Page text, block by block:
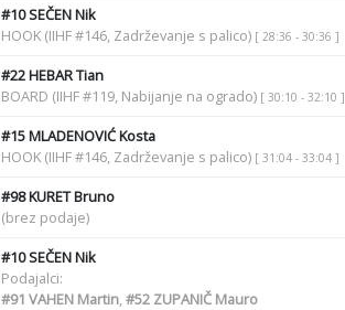
#10SEČEN Nik
HOOK (IIHF #146, Zadrževanje s palico) [ 28:36 - 30:36 ]
#22HEBAR Tian
BOARD (IIHF #119, Nabijanje na ogrado) [ 30:10 - 32:10 ]
#15MLADENOVIĆ Kosta
HOOK (IIHF #146, Zadrževanje s palico) [ 31:04 - 33:04 ]
#98KURET Bruno
(brez podaje)
#10SEČEN Nik
Podajalci:
#91 VAHEN Martin,#52ZUPANIČ Mauro